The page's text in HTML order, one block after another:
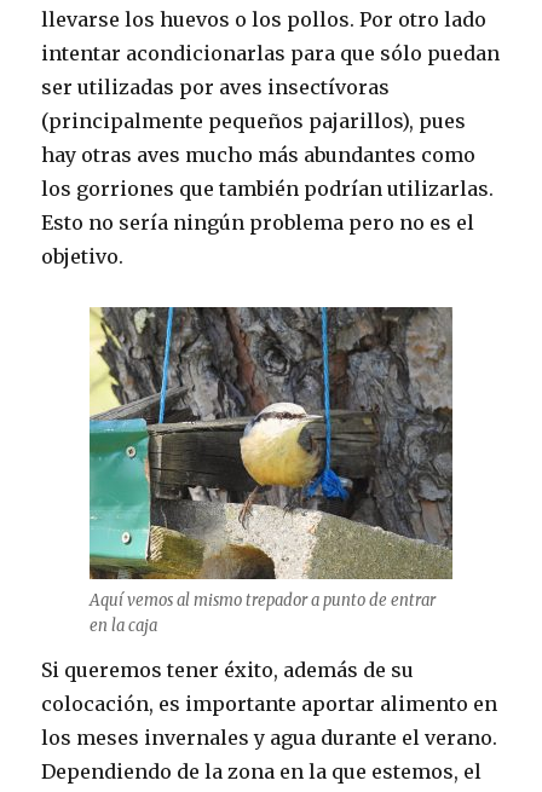
llevarse los huevos o los pollos. Por otro lado
intentar acondicionarlas para que sólo puedan
ser utilizadas por aves insectívoras
(principalmente pequeños pajarillos), pues
hay otras aves mucho más abundantes como
los gorriones que también podrían utilizarlas.
Esto no sería ningún problema pero no es el
objetivo.
Aquí vemos al mismo trepador a punto de entrar
en la caja
Si queremos tener éxito, además de su
colocación, es importante aportar alimento en
los meses invernales y agua durante el verano.
Dependiendo de la zona en la que estemos, el